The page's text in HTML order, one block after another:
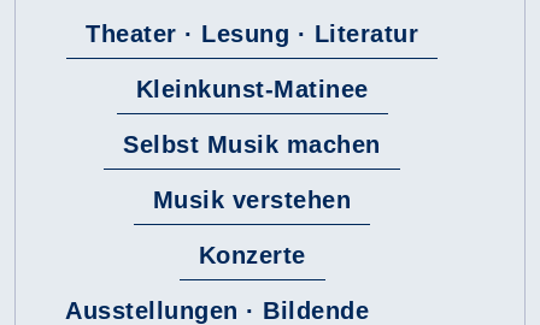
Theater · Lesung · Literatur
Kleinkunst-Matinee
Selbst Musik machen
Musik verstehen
Konzerte
Ausstellungen · Bildende